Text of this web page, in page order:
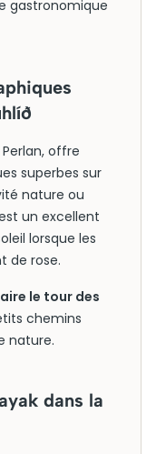
gastronomique
offre
superbes sur
nature ou
un excellent
lorsque les
de rose.
le tour des
chemins
nature.
dans la